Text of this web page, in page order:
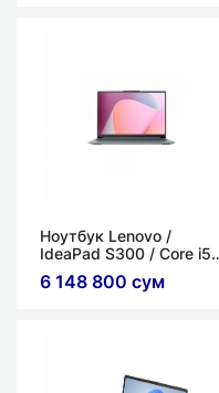
Ноутбук Lenovo /
IdeaPad S300 / Core i5-
1335U / 8ГБ / 512ГБ /
15.6" FHD / Intel Iris Xe
6 148 800 сум